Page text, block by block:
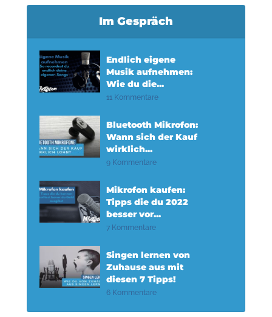
Im Gespräch
Endlich eigene
Musik aufnehmen:
Wie du die...
11 Kommentare
Bluetooth Mikrofon:
Wann sich der Kauf
wirklich...
9 Kommentare
Mikrofon kaufen:
Tipps die du 2022
besser vor...
7 Kommentare
Singen lernen von
Zuhause aus mit
diesen 7 Tipps!
6 Kommentare